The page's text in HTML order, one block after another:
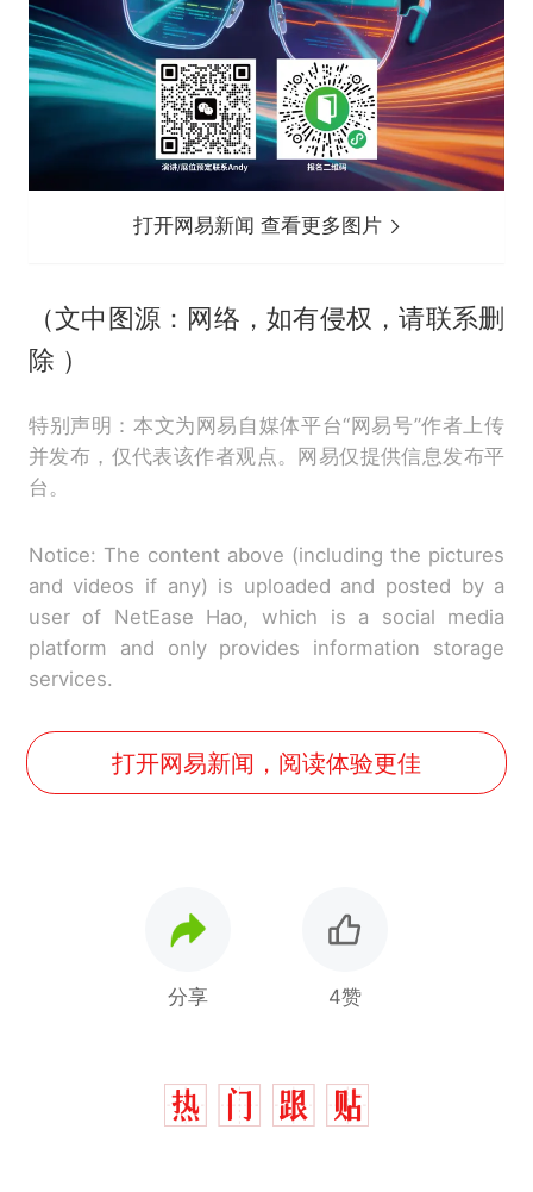
打开网易新闻 查看更多图片
（文中图源：网络，如有侵权，请联系删
除 ）
特别声明：本文为网易自媒体平台“网易号”作者上传
并发布，仅代表该作者观点。网易仅提供信息发布平
台。
Notice: The content above (including the pictures
and videos if any) is uploaded and posted by a
user of NetEase Hao, which is a social media
platform and only provides information storage
services.
打开网易新闻，阅读体验更佳
分享 4赞
热
那个在床头放菜刀的女孩，